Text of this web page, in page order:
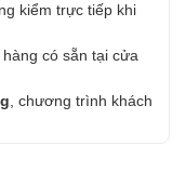
kiểm trực tiếp khi
có sẵn tại cửa
, chương trình khách